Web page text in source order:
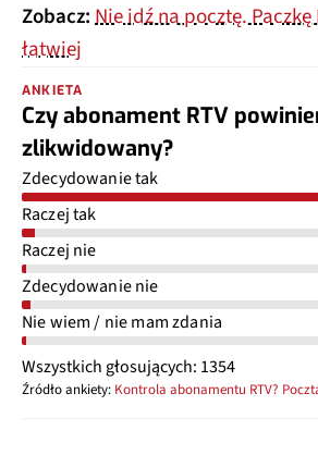
Zobacz:Nie idź na pocztę.
łatwiej
ANKIETA
Czy abonament RTV
zlikwidowany?
Zdecydowanie tak
Raczej tak
Raczej nie
Zdecydowanie nie
Nie wiem / nie mam zdania
Wszystkich głosujących: 1354
Źródło ankiety: Kontrola abonamentu RTV?